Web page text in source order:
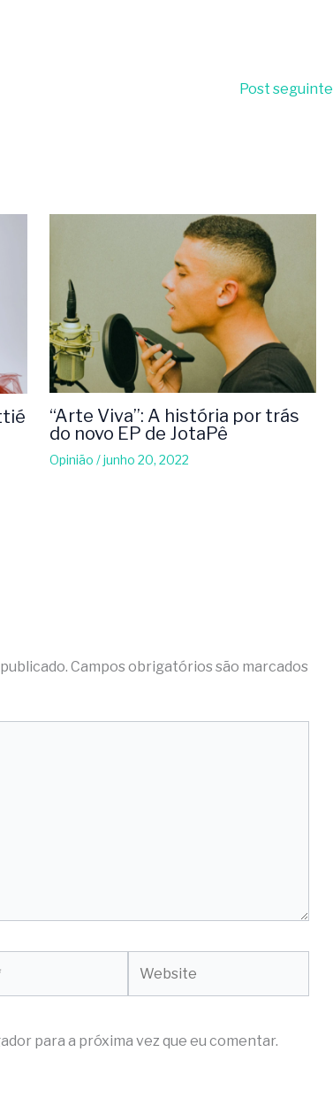
Post seguinte
“Arte Viva”: A história por trás
do novo EP de JotaPê
Opinião /junho 20, 2022
Campos obrigatórios são marcados
para a próxima vez que eu comentar.